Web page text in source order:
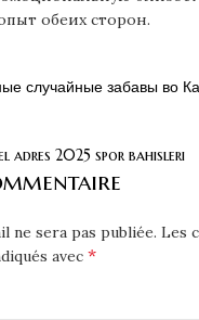
обеих сторон.
случайные забавы во
adres 2025 spor bahisleri
ne sera pas publiée. Les
avec *